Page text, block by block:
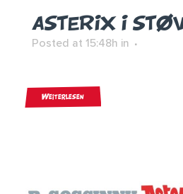
ASTERIX I
Posted at 15:48h in
Weiterlesen